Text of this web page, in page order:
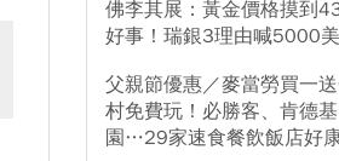
佛李其展：黃金價格摸到
好事！瑞銀3理由喊5000
父親節優惠／麥當勞買一
村免費玩！必勝客、肯德
園…29家速食餐飲飯店好